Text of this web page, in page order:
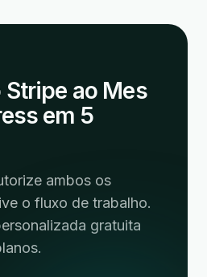
Stripe ao Mes
em 5
ambos os
o fluxo de trabalho.
gratuita